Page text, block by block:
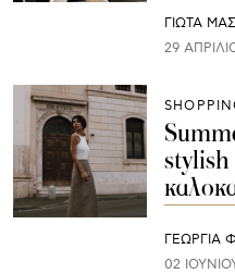
ΓΙΩΤΑ
29
stylish
ΓΕΩΡΓΙΑ
02